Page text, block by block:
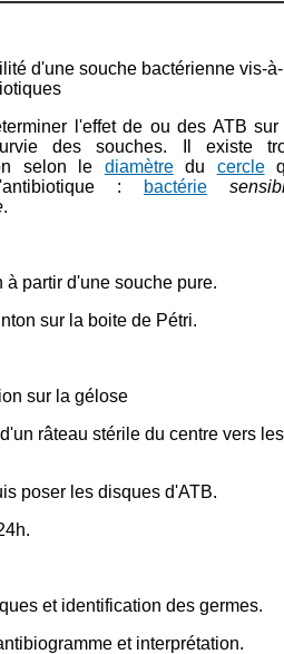
d'une souche bactérienne vis-à-
l'effet de ou des ATB
des souches. Il existe
selon le diamètredu cercle
: bactérie
.
partir d'une souche pure.
sur la boite de Pétri.
sur la gélose
râteau stérile du centre vers les
poser les disques d'ATB.
et identification des germes.
et interprétation.